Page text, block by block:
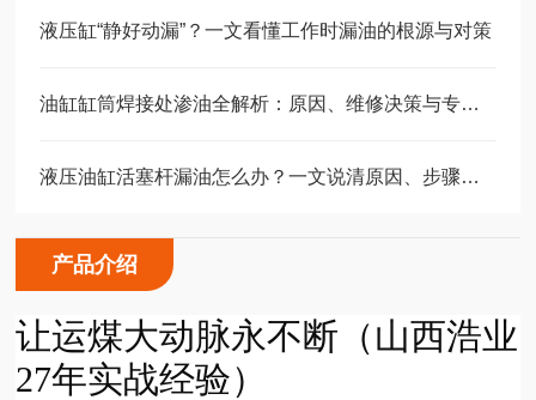
液压缸“静好动漏”？一文看懂工作时漏油的根源与对策
油缸缸筒焊接处渗油全解析：原因、维修决策与专业修复指南
液压油缸活塞杆漏油怎么办？一文说清原因、步骤与预防
产品介绍
让运煤大动脉永不断（山西浩业
27年实战经验）